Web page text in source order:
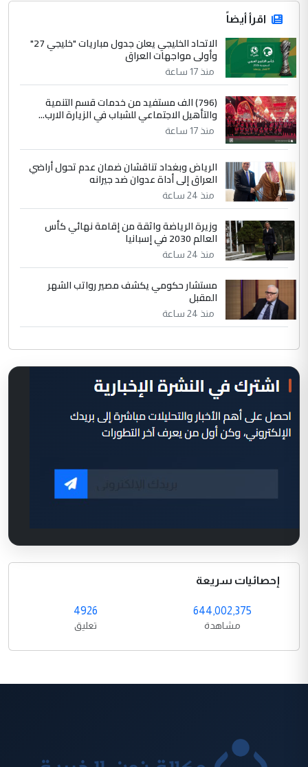
اقرأ أيضاً
الاتحاد الخليجي يعلن جدول مباريات "خليجي 27"
وأولى مواجهات العراق
منذ 17 ساعة
(796) الف مستفيد من خدمات قسم التنمية
والتأهيل الاجتماعي للشباب في الزيارة الارب...
منذ 17 ساعة
الرياض وبغداد تناقشان ضمان عدم تحول أراضي
العراق إلى أداة عدوان ضد جيرانه
منذ 24 ساعة
وزيرة الرياضة واثقة من إقامة نهائي كأس
العالم 2030 في إسبانيا
منذ 24 ساعة
مستشار حكومي يكشف مصير رواتب الشهر
المقبل
منذ 24 ساعة
إحصائيات سريعة
644,002,375
مشاهدة
4926
تعليق